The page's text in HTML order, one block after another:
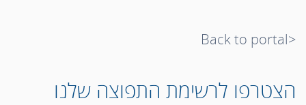
<Back to portal
הצטרפו לרשימת התפוצה שלנו